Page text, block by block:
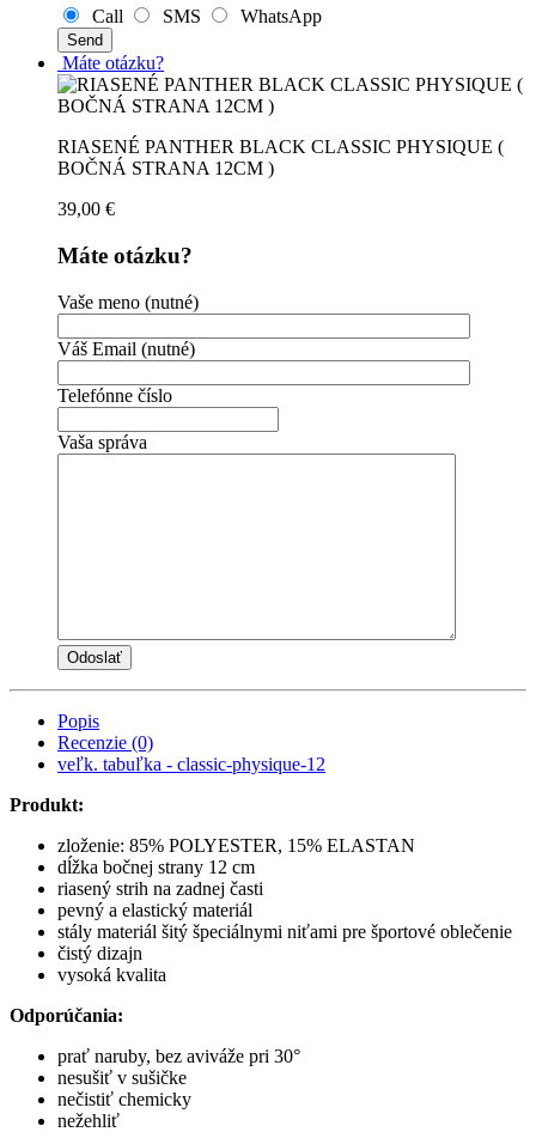
Call SMS WhatsApp
Máte otázku?
RIASENÉ PANTHER BLACK CLASSIC PHYSIQUE (
BOČNÁ STRANA 12CM )
39,00 €
Máte otázku?
Vaše meno (nutné)
Váš Email (nutné)
Telefónne číslo
Vaša správa
Popis
Recenzie (0)
veľk. tabuľka - classic-physique-12
Produkt:
zloženie: 85% POLYESTER, 15% ELASTAN
dĺžka bočnej strany 12 cm
riasený strih na zadnej časti
pevný a elastický materiál
stály materiál šitý špeciálnymi niťami pre športové oblečenie
čistý dizajn
vysoká kvalita
Odporúčania:
prať naruby, bez aviváže pri 30°
nesušiť v sušičke
nečistiť chemicky
nežehliť